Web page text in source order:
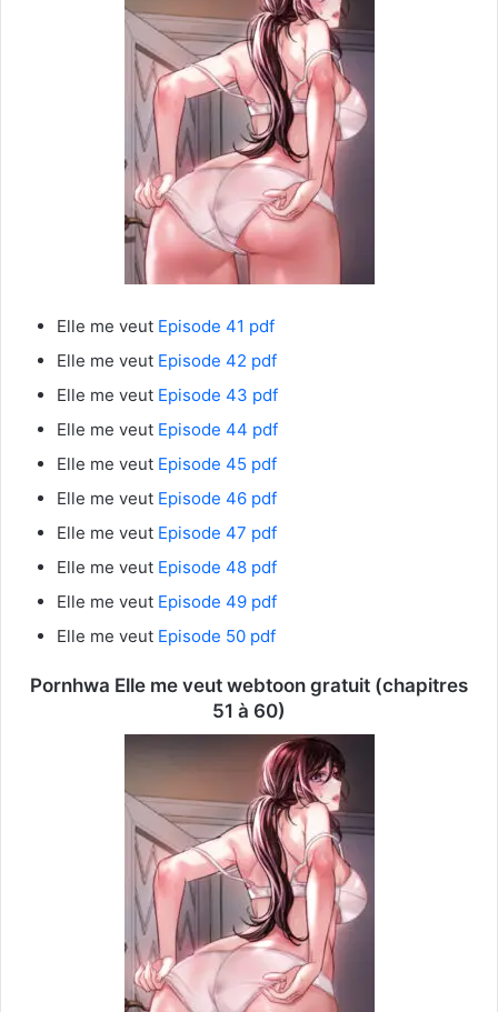
Elle me veut Episode 41 pdf
Elle me veut Episode 42 pdf
Elle me veut Episode 43 pdf
Elle me veut Episode 44 pdf
Elle me veut Episode 45 pdf
Elle me veut Episode 46 pdf
Elle me veut Episode 47 pdf
Elle me veut Episode 48 pdf
Elle me veut Episode 49 pdf
Elle me veut Episode 50 pdf
Pornhwa Elle me veut webtoon gratuit (chapitres
51 à 60)